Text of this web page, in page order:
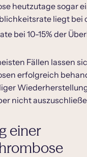
heutzutage sogar
liegt bei
bei 10-15% der
Fällen lassen
erfolgreich
nicht
einer